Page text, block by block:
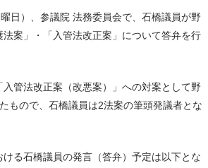
日）、参議院 法務委員会で、石橋議員が野
案」・「入管法改正案」について答弁を行
管法改正案（改悪案）」への対案として野
もので、石橋議員は2法案の筆頭発議者とな
る石橋議員の発言（答弁）予定は以下とな